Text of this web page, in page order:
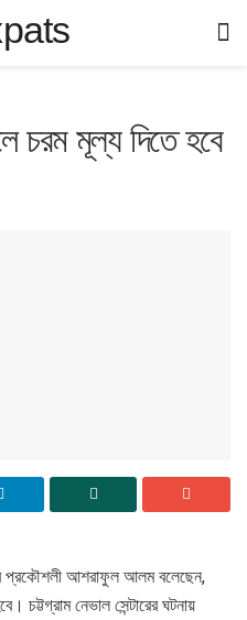
চরম মূল্য দিতে হবে
প্রকৌশলী আশরাফুল আলম বলেছেন,
চট্টগ্রাম নেভাল সেন্টারের ঘটনায়